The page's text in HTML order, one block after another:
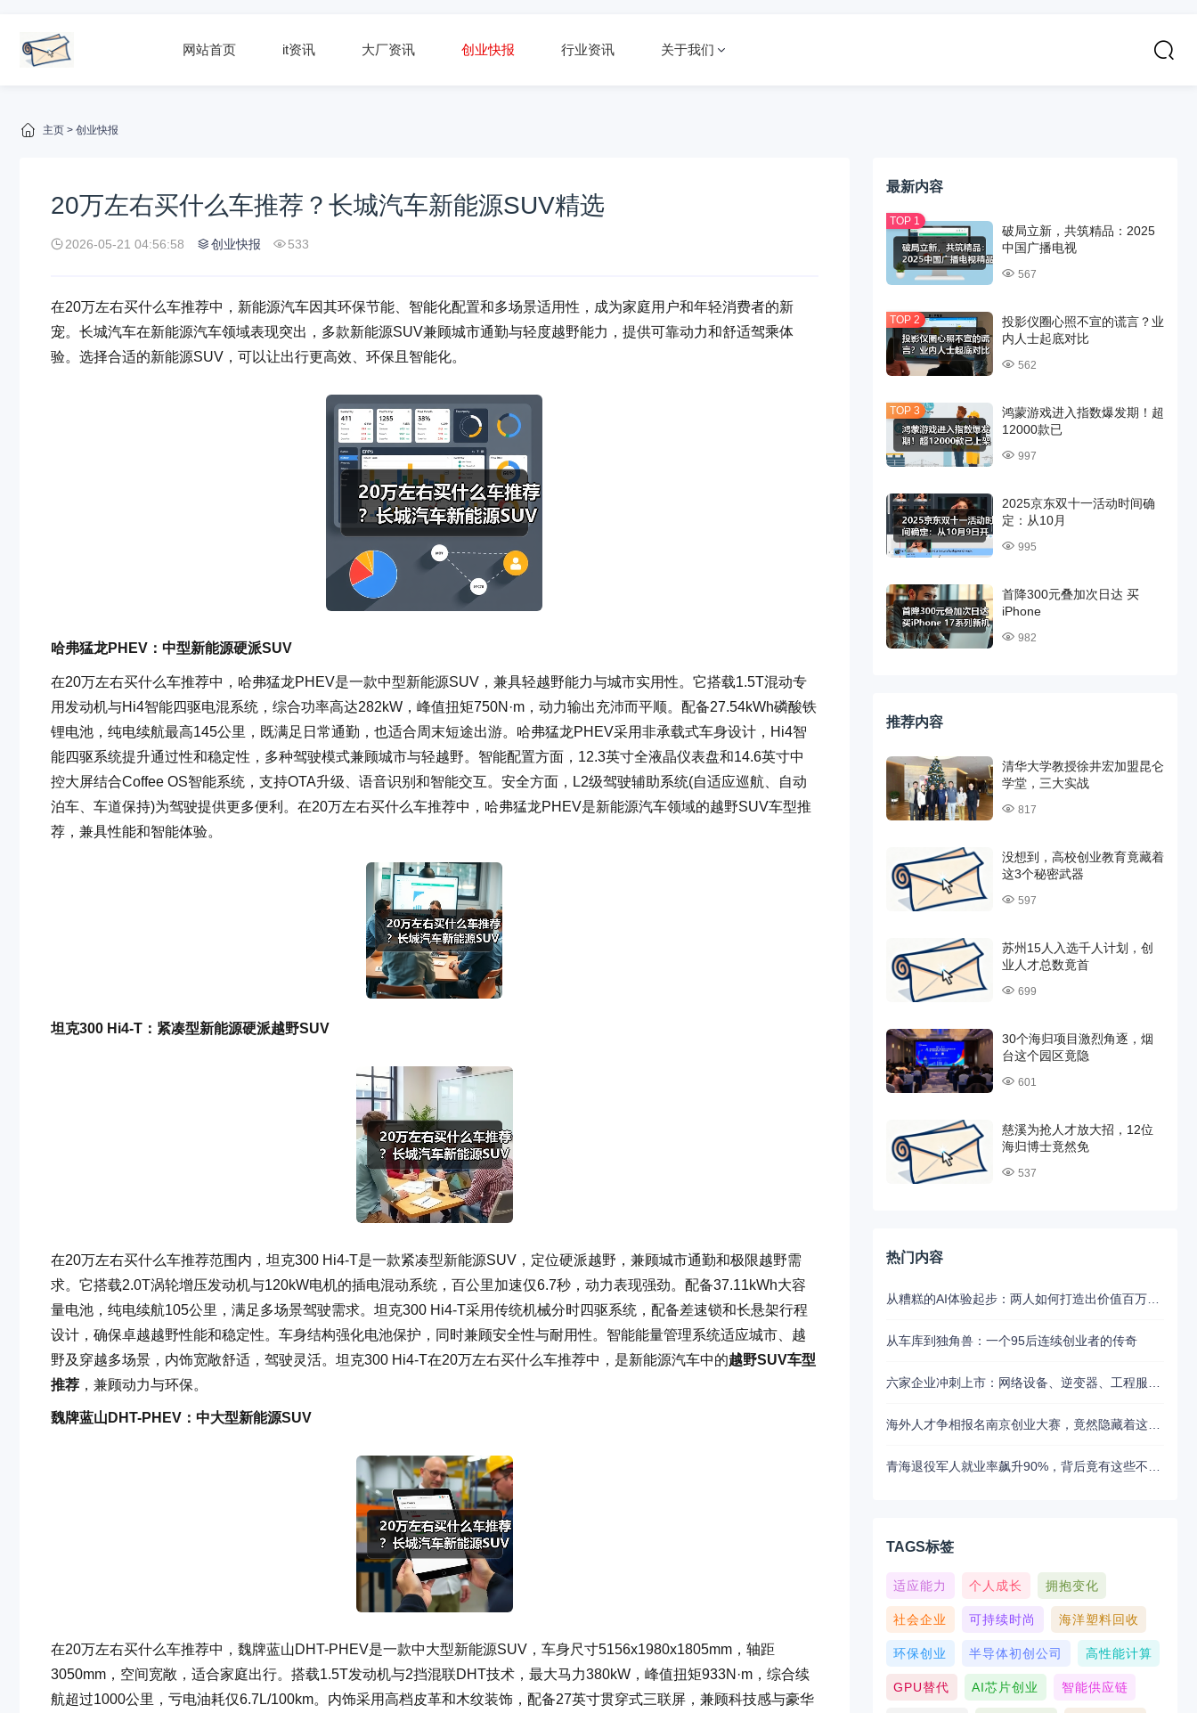
网站首页 it资讯 大厂资讯 创业快报 行业资讯 关于我们
主页 > 创业快报
20万左右买什么车推荐？长城汽车新能源SUV精选
2026-05-21 04:56:58 创业快报 533
在20万左右买什么车推荐中，新能源汽车因其环保节能、智能化配置和多场景适用性，成为家庭用户和年轻消费者的新
宠。长城汽车在新能源汽车领域表现突出，多款新能源SUV兼顾城市通勤与轻度越野能力，提供可靠动力和舒适驾乘体
验。选择合适的新能源SUV，可以让出行更高效、环保且智能化。
哈弗猛龙PHEV：中型新能源硬派SUV
在20万左右买什么车推荐中，哈弗猛龙PHEV是一款中型新能源SUV，兼具轻越野能力与城市实用性。它搭载1.5T混动专
用发动机与Hi4智能四驱电混系统，综合功率高达282kW，峰值扭矩750N·m，动力输出充沛而平顺。配备27.54kWh磷酸铁
锂电池，纯电续航最高145公里，既满足日常通勤，也适合周末短途出游。哈弗猛龙PHEV采用非承载式车身设计，Hi4智
能四驱系统提升通过性和稳定性，多种驾驶模式兼顾城市与轻越野。智能配置方面，12.3英寸全液晶仪表盘和14.6英寸中
控大屏结合Coffee OS智能系统，支持OTA升级、语音识别和智能交互。安全方面，L2级驾驶辅助系统(自适应巡航、自动
泊车、车道保持)为驾驶提供更多便利。在20万左右买什么车推荐中，哈弗猛龙PHEV是新能源汽车领域的越野SUV车型推
荐，兼具性能和智能体验。
坦克300 Hi4-T：紧凑型新能源硬派越野SUV
在20万左右买什么车推荐范围内，坦克300 Hi4-T是一款紧凑型新能源SUV，定位硬派越野，兼顾城市通勤和极限越野需
求。它搭载2.0T涡轮增压发动机与120kW电机的插电混动系统，百公里加速仅6.7秒，动力表现强劲。配备37.11kWh大容
量电池，纯电续航105公里，满足多场景驾驶需求。坦克300 Hi4-T采用传统机械分时四驱系统，配备差速锁和长悬架行程
设计，确保卓越越野性能和稳定性。车身结构强化电池保护，同时兼顾安全性与耐用性。智能能量管理系统适应城市、越
野及穿越多场景，内饰宽敞舒适，驾驶灵活。坦克300 Hi4-T在20万左右买什么车推荐中，是新能源汽车中的越野SUV车型
推荐 ，兼顾动力与环保。
魏牌蓝山DHT-PHEV：中大型新能源SUV
在20万左右买什么车推荐中，魏牌蓝山DHT-PHEV是一款中大型新能源SUV，车身尺寸5156x1980x1805mm，轴距
3050mm，空间宽敞，适合家庭出行。搭载1.5T发动机与2挡混联DHT技术，最大马力380kW，峰值扭矩933N·m，综合续
航超过1000公里，亏电油耗仅6.7L/100km。内饰采用高档皮革和木纹装饰，配备27英寸贯穿式三联屏，兼顾科技感与豪华
最新内容
破局立新，共筑精品：2025
中国广播电视
567
投影仪圈心照不宣的谎言？业
内人士起底对比
562
鸿蒙游戏进入指数爆发期！超
12000款已
997
2025京东双十一活动时间确
定：从10月
995
首降300元叠加次日达 买
iPhone
982
推荐内容
清华大学教授徐井宏加盟昆仑
学堂，三大实战
817
没想到，高校创业教育竟藏着
这3个秘密武器
597
苏州15人入选千人计划，创
业人才总数竟首
699
30个海归项目激烈角逐，烟
台这个园区竟隐
601
慈溪为抢人才放大招，12位
海归博士竟然免
537
热门内容
从糟糕的AI体验起步：两人如何打造出价值百万美元的UX写作助手
从车库到独角兽：一个95后连续创业者的传奇
海外人才争相报名南京创业大赛，竟然隐藏着这些不为人知的秘密
TAGS标签
适应能力 个人成长 拥抱变化
社会企业 可持续时尚 海洋塑料回收
环保创业 半导体初创公司 高性能计算
GPU替代 AI芯片创业 智能供应链